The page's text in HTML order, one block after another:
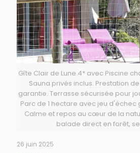
Gîte Clair de Lune 4* avec Piscine
Sauna privés inclus. Prestation
garantie. Terrasse sécurisée pour
Parc de 1 hectare avec jeu d'échec
Calme et repos au cœur de la
balade direct en forêt,
26 juin 2025